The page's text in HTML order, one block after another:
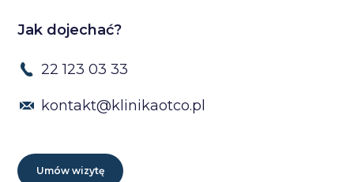
Jak dojechać?
22 123 03 33
kontakt@klinikaotco.pl
Umów wizytę